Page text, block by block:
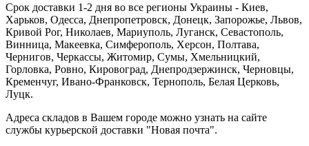
Срок доставки 1-2 дня во все регионы Украины - Киев,
Харьков, Одесса, Днепропетровск, Донецк, Запорожье, Львов,
Кривой Рог, Николаев, Мариуполь, Луганск, Севастополь,
Винница, Макеевка, Симферополь, Херсон, Полтава,
Чернигов, Черкассы, Житомир, Сумы, Хмельницкий,
Горловка, Ровно, Кировоград, Днепродзержинск, Черновцы,
Кременчуг, Ивано-Франковск, Тернополь, Белая Церковь,
Луцк.
Адреса складов в Вашем городе можно узнать на сайте
службы курьерской доставки "Новая почта".